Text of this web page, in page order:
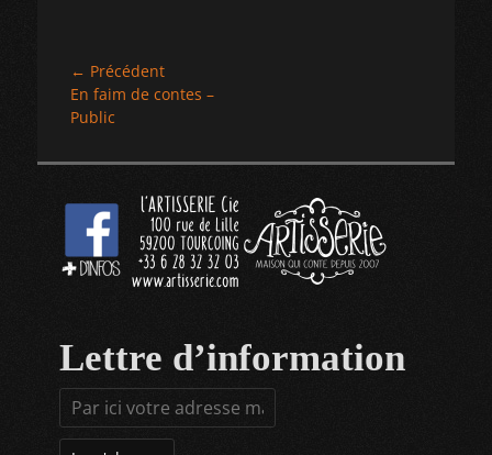
Navigation
de
l’article
← Précédent
Article
précédent :
En faim de contes –
Public
Lettre d’information